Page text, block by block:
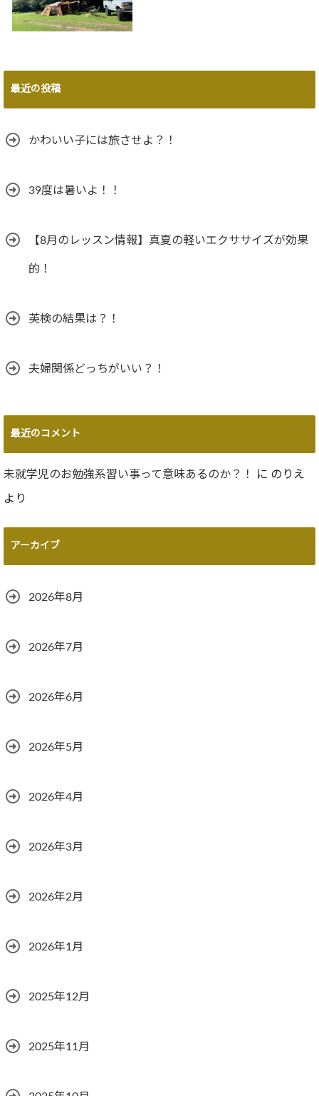
最近の投稿
かわいい子には旅させよ？！
39度は暑いよ！！
【8月のレッスン情報】真夏の軽いエクササイズが効果
的！
英検の結果は？！
夫婦関係どっちがいい？！
最近のコメント
未就学児のお勉強系習い事って意味あるのか？！ に のりえ
より
アーカイブ
2026年8月
2026年7月
2026年6月
2026年5月
2026年4月
2026年3月
2026年2月
2026年1月
2025年12月
2025年11月